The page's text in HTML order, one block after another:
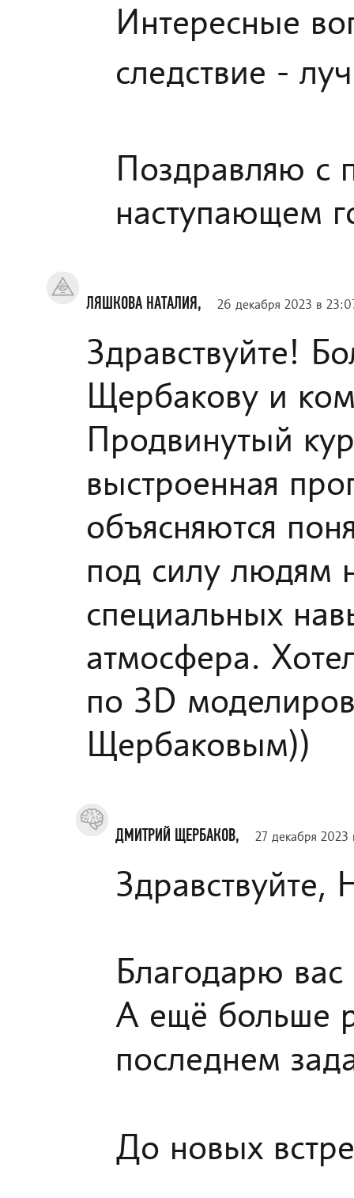
Интересные
следствие -
Поздравляю с
наступающем
ЛЯШКОВА НАТАЛИЯ, 26 декабря 2023 в
Здравствуйте!
Щербакову и
Продвинутый
выстроенная
объясняются
под силу людям
специальных
атмосфера.
по 3D
Щербаковым))
ДМИТРИЙ ЩЕРБАКОВ, 27 декабря 2023
Здравствуйте,
Благодарю вас
А ещё больше
последнем
До новых